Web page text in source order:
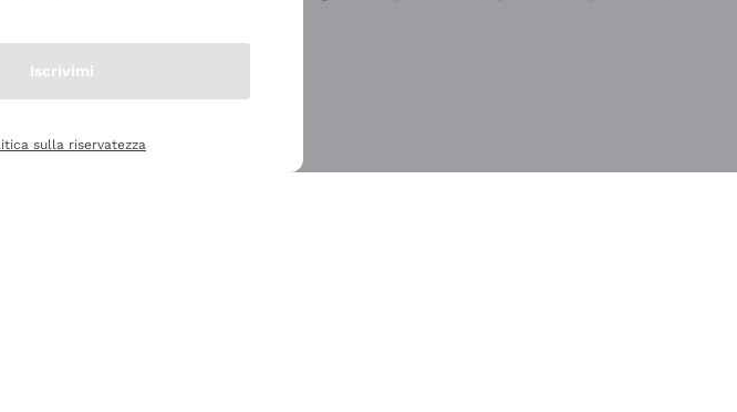
Iscrivimi
sulla riservatezza